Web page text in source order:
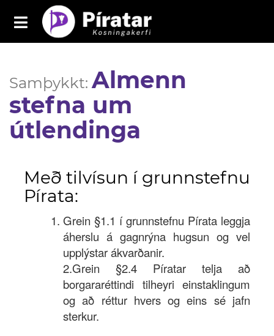
Toggle
navigation
Yfirlit
Mál
Kosningar
Samþykktir
Grasrótarinn
Fréttavefur
Aðildarfélög
Innskrá
Nýskrá
Samþykkt:Almenn
stefna um
útlendinga
Með tilvísun í grunnstefnu
Pírata:
Grein §1.1 í grunnstefnu Pírata leggja
áherslu á gagnrýna hugsun og vel
upplýstar ákvarðanir.
2.Grein §2.4 Píratar telja að
borgararéttindi tilheyri einstaklingum
og að réttur hvers og eins sé jafn
sterkur.